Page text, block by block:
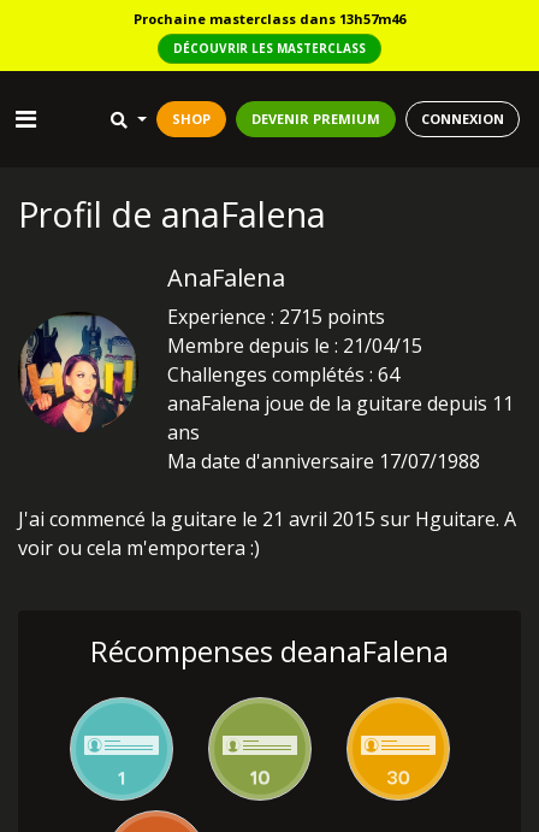
Prochaine masterclass dans 13h57m45
DÉCOUVRIR LES MASTERCLASS
SHOP DEVENIR PREMIUM CONNEXION
Profil de anaFalena
AnaFalena
Experience : 2715 points
Membre depuis le : 21/04/15
Challenges complétés : 64
anaFalena joue de la guitare depuis 11
ans
Ma date d'anniversaire 17/07/1988
J'ai commencé la guitare le 21 avril 2015 sur Hguitare. A
voir ou cela m'emportera :)
Récompenses deanaFalena